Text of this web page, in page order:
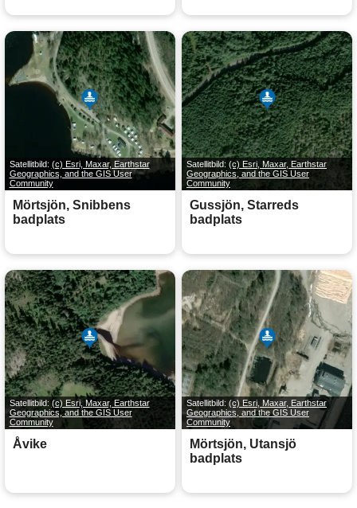
Satellitbild: (c) Esri, Maxar, Earthstar
Geographics, and the GIS User
Community
Mörtsjön, Snibbens
badplats
Satellitbild: (c) Esri, Maxar, Earthstar
Geographics, and the GIS User
Community
Gussjön, Starreds
badplats
Satellitbild: (c) Esri, Maxar, Earthstar
Geographics, and the GIS User
Community
Åvike
Satellitbild: (c) Esri, Maxar, Earthstar
Geographics, and the GIS User
Community
Mörtsjön, Utansjö
badplats